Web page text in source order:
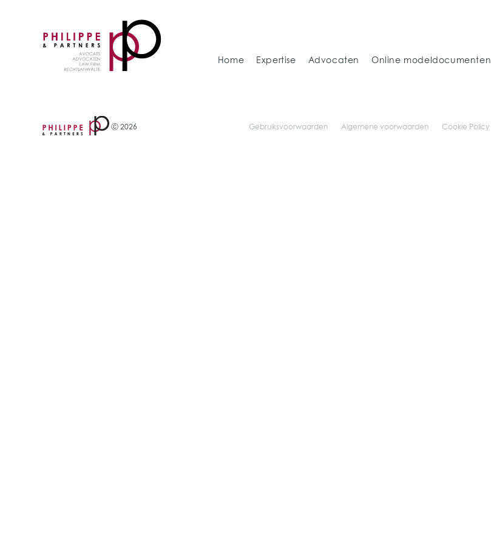
Home Expertise Advocaten Online modeldocumenten
Ⓒ 2026 Gebruiksvoorwaarden Algemene voorwaarden Cookie Policy